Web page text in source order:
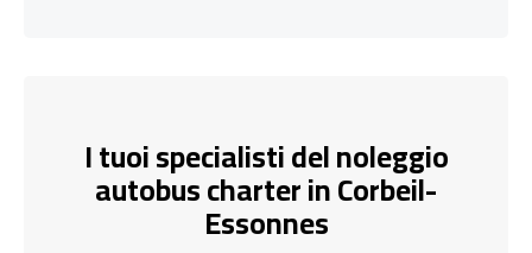
I tuoi specialisti del noleggio
autobus charter in Corbeil-
Essonnes